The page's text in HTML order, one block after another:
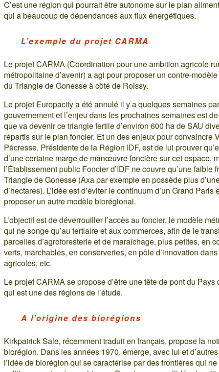
C’est une région qui pourrait être autonome sur le plan
qui a beaucoup de dépendances aux flux énergétiques.
L’exemple du projet CARMA
Le projet CARMA (Coordination pour une ambition agricole
métropolitaine d’avenir) a agi pour proposer un contre-
du Triangle de Gonesse à côté de Roissy.
Le projet Europacity a été annulé il y a quelques semaines
gouvernement et l’enjeu dans les prochaines semaines est
que va devenir ce triangle fertile d’environ 600 ha de SAU
répartis sur le plan foncier. Et un des enjeux pour convaincre
Pécresse, Présidente de la Région IDF, est de lui prouver
d’une certaine marge de manœuvre foncière sur cet espace,
l’Établissement public Foncier d’IDF ne couvre qu’une faible
Triangle de Gonesse (Axa par exemple en possède plus
d’hectares). L’idée est d’éviter le continuum d’un Grand Paris
proposer un autre modèle biorégional.
L’objectif est de déverrouiller l’accès au foncier, le modèle
qui ne songe qu’au tertiaire et aux commerces, afin de le
parcelles d’agroforesterie et de maraîchage, plus petites, en
verts, marchables, en conserveries, en pôle d’innovation
agricoles, etc.
Le projet CARMA se propose d’être une tête de pont du Pays
qui est une des régions de l’étude.
A l’origine des biorégions
Kirkpatrick Sale, récemment traduit en français, propose la
biorégion. Dans les années 1970, émerge, avec lui et
l’idée de biorégion qui se caractérise par des frontières qui